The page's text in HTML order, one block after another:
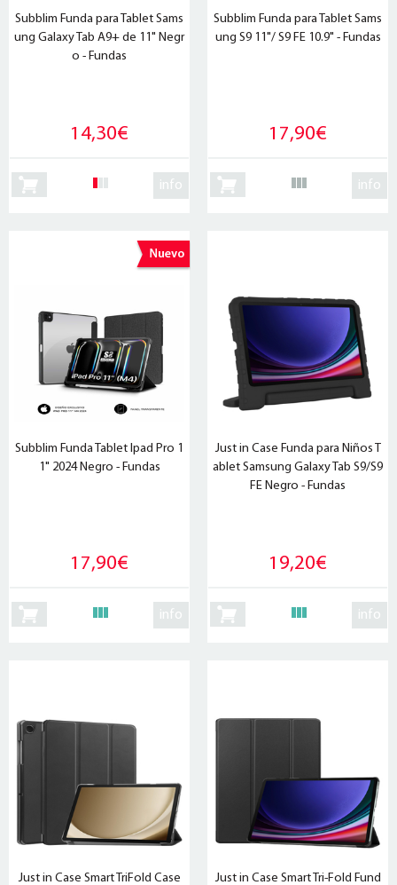
Subblim Funda para Tablet Sams
ung Galaxy Tab A9+ de 11" Negr
o - Fundas
14,30€
info
Subblim Funda para Tablet Sams
ung S9 11"/ S9 FE 10.9" - Fundas
17,90€
info
Subblim Funda Tablet Ipad Pro 1
1" 2024 Negro - Fundas
17,90€
info
Just in Case Funda para Niños T
ablet Samsung Galaxy Tab S9/S9
FE Negro - Fundas
19,20€
info
Just in Case Smart TriFold Case Just in Case Smart Tri-Fold Fund